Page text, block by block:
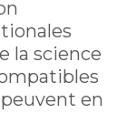
la science
en